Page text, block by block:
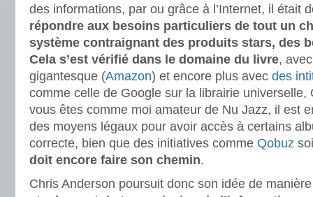
des informations, par ou grâce à l’Internet, il était
répondre aux besoins particuliers de tout un
système contraignant des produits stars, des
Cela s’est vérifié dans le domaine du livre,
gigantesque (Amazon) et encore plus avec des
comme celle de Google sur la librairie universelle,
vous êtes comme moi amateur de Nu Jazz, il est
des moyens légaux pour avoir accès à certains
correcte, bien que des initiatives comme Qobuz
doit encore faire son chemin.
Chris Anderson poursuit donc son idée de